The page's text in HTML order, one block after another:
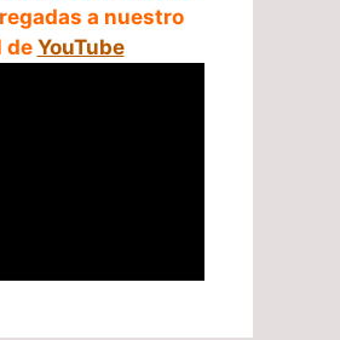
a nuestro
de YouTube